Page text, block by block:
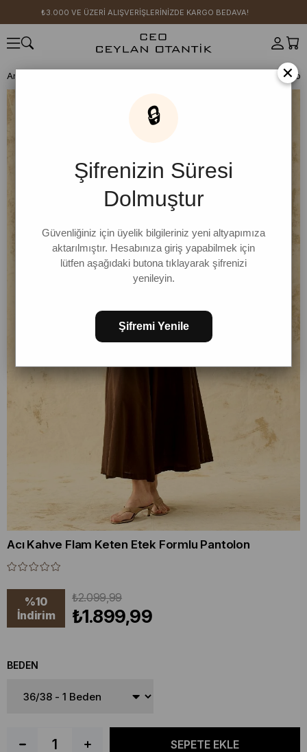
₺3.000 VE ÜZERİ ALIŞVERİŞLERİNİZDE KARGO BEDAVA!
Anasayfa Acı Kahve Flam Keten Etek
Acı Kahve Flam Keten Etek Formlu Pantolon
%10
İndirim
₺2.099,99
₺1.899,99
BEDEN
×
🔒
Şifrenizin Süresi
Dolmuştur
Güvenliğiniz için üyelik bilgileriniz yeni altyapımıza
aktarılmıştır. Hesabınıza giriş yapabilmek için
lütfen aşağıdaki butona tıklayarak şifrenizi
yenileyin.
Şifremi Yenile